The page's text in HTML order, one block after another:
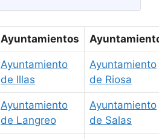
Ayuntamientos
Ayuntamiento
de Illas
Ayuntamiento
de Riosa
Ayuntamiento
de Langreo
Ayuntamiento
de Salas